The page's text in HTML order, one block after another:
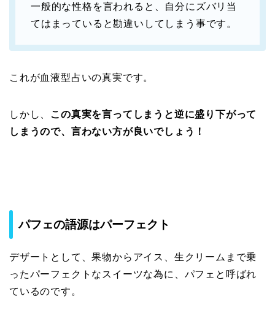
一般的な性格を言われると、自分にズバリ当
てはまっていると勘違いしてしまう事です。
これが血液型占いの真実です。
しかし、
この真実を言ってしまうと逆に盛り下がって
しまうので、言わない方が良いでしょう！
パフェの語源はパーフェクト
デザートとして、果物からアイス、生クリームまで乗
ったパーフェクトなスイーツな為に、パフェと呼ばれ
ているのです。